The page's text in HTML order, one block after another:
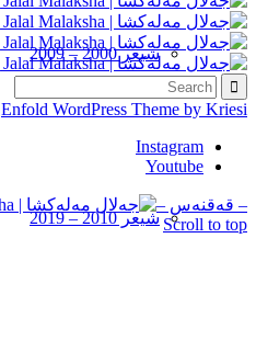
شیعر 2000 – 2009
شیعر 2010 – 2019
Enfold WordPress Theme by Kriesi
Instagram
Youtube
– قه‌قنه‌س –
Scroll to top